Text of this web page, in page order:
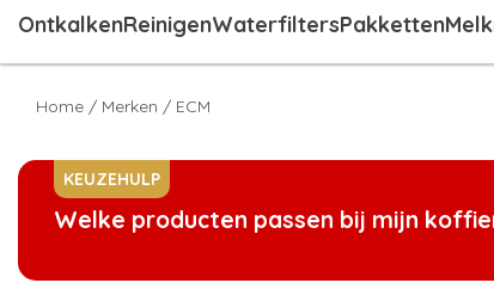
OntkalkenReinigenWaterfiltersPakketten
Home / Merken / ECM
KEUZEHULP
Welke producten passen bij mijn